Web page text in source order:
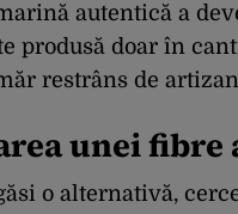
autentică a
produsă doar în
restrâns de
unei fibre
o alternativă,